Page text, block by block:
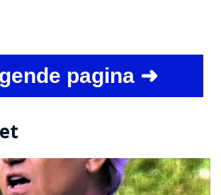
pagina ➜